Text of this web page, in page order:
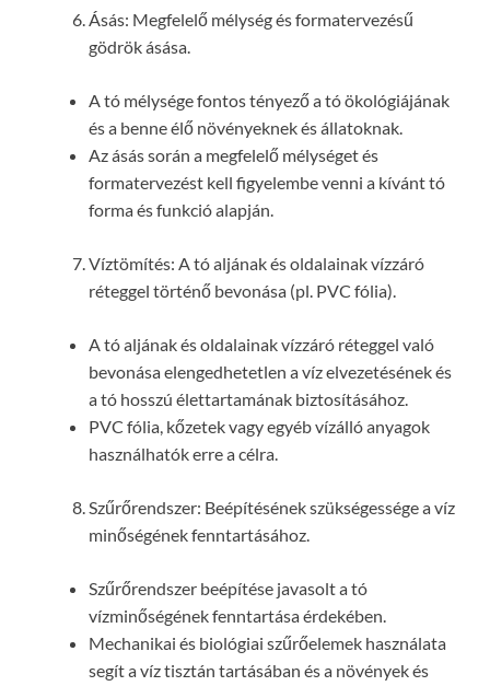
Ásás: Megfelelő mélység és formatervezésű
gödrök ásása.
A tó mélysége fontos tényező a tó ökológiájának
és a benne élő növényeknek és állatoknak.
Az ásás során a megfelelő mélységet és
formatervezést kell figyelembe venni a kívánt tó
forma és funkció alapján.
Víztömítés: A tó aljának és oldalainak vízzáró
réteggel történő bevonása (pl. PVC fólia).
A tó aljának és oldalainak vízzáró réteggel való
bevonása elengedhetetlen a víz elvezetésének és
a tó hosszú élettartamának biztosításához.
PVC fólia, kőzetek vagy egyéb vízálló anyagok
használhatók erre a célra.
Szűrőrendszer: Beépítésének szükségessége a víz
minőségének fenntartásához.
Szűrőrendszer beépítése javasolt a tó
vízminőségének fenntartása érdekében.
Mechanikai és biológiai szűrőelemek használata
segít a víz tisztán tartásában és a növények és